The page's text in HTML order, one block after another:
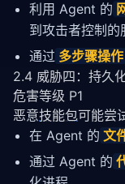
利用 Agent 的
到攻击者控制的
通过 多步骤操作
2.4 威胁四：持久
危害等级 P1
恶意技能包可能尝
在 Agent 的 文
通过 Agent 的